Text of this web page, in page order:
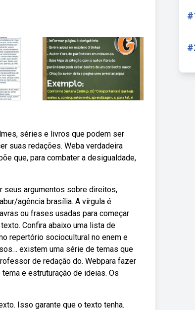
séries e livros que podem ser
suas redações. Weba verdadeira
que, para combater a desigualdade,
seus argumentos sobre direitos,
agência brasília. A vírgula é
ou frases usadas para começar
Confira abaixo uma lista de
repertório sociocultural no enem e
existem uma série de temas que
de redação do. Webpara fazer
e estruturação de ideias. Os
Isso garante que o texto tenha.